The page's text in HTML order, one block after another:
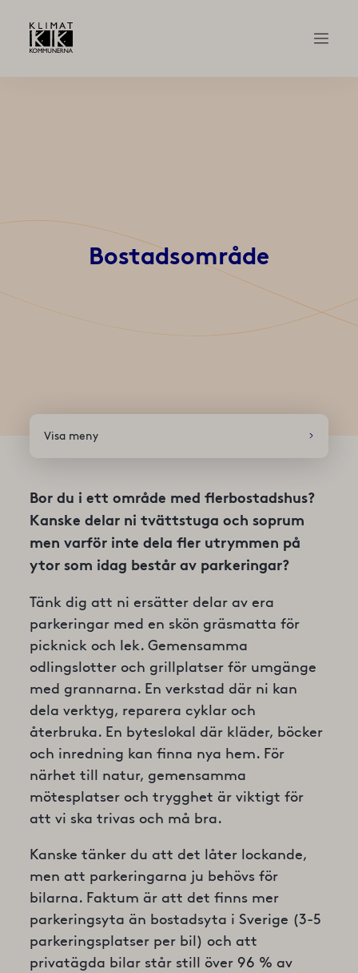
Bostadsområde
Visa meny
Bor du i ett område med flerbostadshus?
Kanske delar ni tvättstuga och soprum
men varför inte dela fler ut­rymmen på
ytor som idag består av parkeringar?
Tänk dig att ni ersätter delar av era
parkeringar med en skön gräsmatta för
picknick och lek. Gemensamma
odlingslotter och grillplatser för umgänge
med grannarna. En verkstad där ni kan
dela verktyg, reparera cyk­lar och
återbruka. En byteslokal där kläder, böcker
och inredning kan finna nya hem. För
närhet till natur, ge­mensamma
mötesplatser och trygghet är viktigt för
att vi ska trivas och må bra.
Kanske tänker du att det låter lockande,
men att parkeringarna ju behövs för
bilarna. Faktum är att det finns mer
parkeringsyta än bostadsyta i Sverige (3-5
parkeringsplatser per bil) och att
privatägda bilar står still över 96 % av